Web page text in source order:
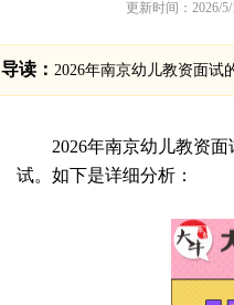
更新时间：2026/5/
导读： 2026年南京幼儿教资面试
2026年南京幼儿教资
试。如下是详细分析：